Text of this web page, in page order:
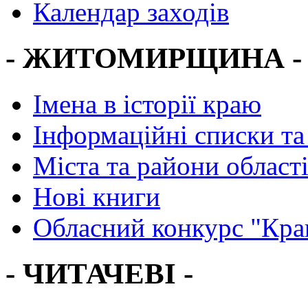
Календар заходів
- ЖИТОМИРЩИНА -
Імена в історії краю
Інформаційні списки
Міста та райони області
Нові книги
Обласний конкурс
- ЧИТАЧЕВІ -